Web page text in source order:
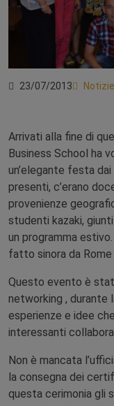
23/07/2013 Notizie
Arrivati alla fine di
Business School ha
un’elegante festa
presenti, c’erano
provenienze
studenti kazaki,
un programma
fatto sinora da Rome
Questo evento è
networking , durante
esperienze e idee
interessanti
Non è mancata
la consegna dei
questa cerimonia gli